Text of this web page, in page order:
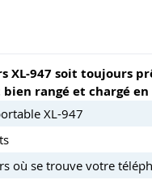
XL-947 soit toujours
rangé et chargé
XL-947
où se trouve votre